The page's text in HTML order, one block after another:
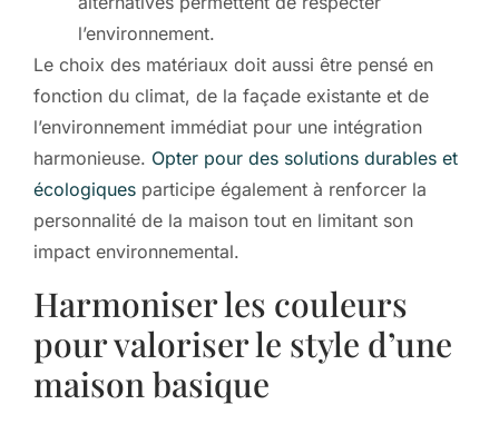
l’environnement.
Le choix des matériaux doit aussi être pensé en
fonction du climat, de la façade existante et de
l’environnement immédiat pour une intégration
harmonieuse. Opter pour des solutions durables et
écologiques participe également à renforcer la
personnalité de la maison tout en limitant son
impact environnemental.
Harmoniser les couleurs
pour valoriser le style d’une
maison basique